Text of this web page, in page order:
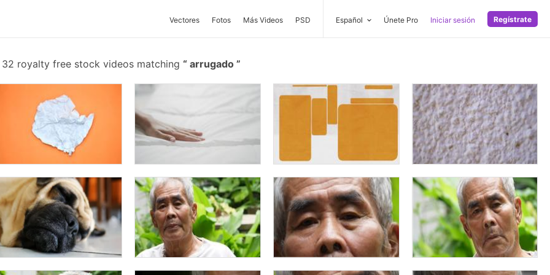
Vectores Fotos Más Videos PSD Español Únete Pro Iniciar sesión Regístrate
royalty free stock videos matching arrugado